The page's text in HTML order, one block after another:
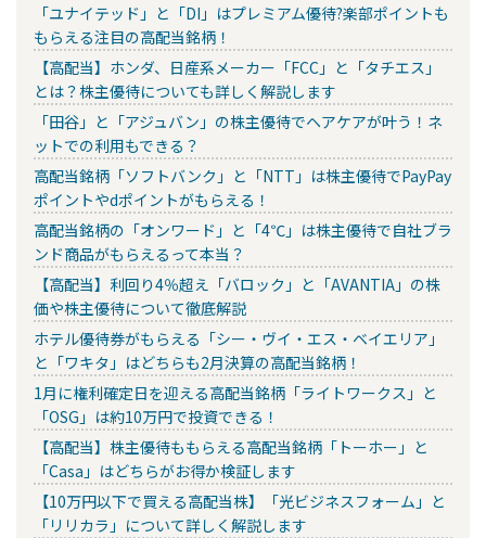
「ユナイテッド」と「DI」はプレミアム優待?楽部ポイントも
もらえる注目の高配当銘柄！
【高配当】ホンダ、日産系メーカー「FCC」と「タチエス」
とは？株主優待についても詳しく解説します
「田谷」と「アジュバン」の株主優待でヘアケアが叶う！ネ
ットでの利用もできる？
高配当銘柄「ソフトバンク」と「NTT」は株主優待でPayPay
ポイントやdポイントがもらえる！
高配当銘柄の「オンワード」と「4℃」は株主優待で自社ブラ
ンド商品がもらえるって本当？
【高配当】利回り4％超え「バロック」と「AVANTIA」の株
価や株主優待について徹底解説
ホテル優待券がもらえる「シー・ヴイ・エス・ベイエリア」
と「ワキタ」はどちらも2月決算の高配当銘柄！
1月に権利確定日を迎える高配当銘柄「ライトワークス」と
「OSG」は約10万円で投資できる！
【高配当】株主優待ももらえる高配当銘柄「トーホー」と
「Casa」はどちらがお得か検証します
【10万円以下で買える高配当株】「光ビジネスフォーム」と
「リリカラ」について詳しく解説します